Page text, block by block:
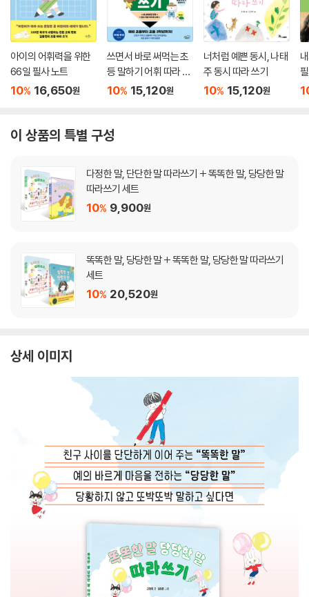
아이의 어휘력을 위한
66일 필사 노트
10% 16,650원
쓰면서 바로 써먹는 초
등 말하기 어휘 따라 쓰
기
10% 15,120원
너처럼 예쁜 동시, 나태
주 동시 따라 쓰기
10% 15,120원
이 상품의 특별 구성
다정한 말, 단단한 말 따라쓰기 + 똑똑한 말, 당당한 말
따라쓰기 세트
10% 9,900원
똑똑한 말, 당당한 말 + 똑똑한 말, 당당한 말 따라쓰기
세트
10% 20,520원
상세 이미지